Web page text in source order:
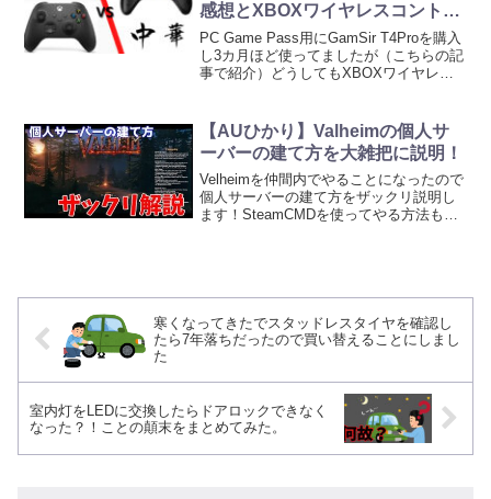
感想とXBOXワイヤレスコントロ
ーラとの比較
PC Game Pass用にGamSir T4Proを購入
し3カ月ほど使ってましたが（こちらの記
事で紹介）どうしてもXBOXワイヤレス
T4Proの感想と、何故XB...
【AUひかり】Valheimの個人サ
ーバーの建て方を大雑把に説明！
Velheimを仲間内でやることになったので
個人サーバーの建て方をザックリ説明し
ます！SteamCMDを使ってやる方法もあ
寒くなってきたでスタッドレスタイヤを確認し
たら7年落ちだったので買い替えることにしまし
た
室内灯をLEDに交換したらドアロックできなく
なった？！ことの顛末をまとめてみた。